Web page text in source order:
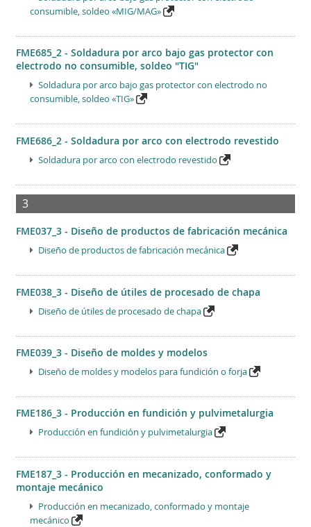
consumible, soldeo «MIG/MAG»
FME685_2 - Soldadura por arco bajo gas protector con
electrodo no consumible, soldeo "TIG"
Soldadura por arco bajo gas protector con electrodo no
consumible, soldeo «TIG»
FME686_2 - Soldadura por arco con electrodo revestido
Soldadura por arco con electrodo revestido
3
FME037_3 - Diseño de productos de fabricación mecánica
Diseño de productos de fabricación mecánica
FME038_3 - Diseño de útiles de procesado de chapa
Diseño de útiles de procesado de chapa
FME039_3 - Diseño de moldes y modelos
Diseño de moldes y modelos para fundición o forja
FME186_3 - Producción en fundición y pulvimetalurgia
Producción en fundición y pulvimetalurgia
FME187_3 - Producción en mecanizado, conformado y
montaje mecánico
Producción en mecanizado, conformado y montaje
mecánico